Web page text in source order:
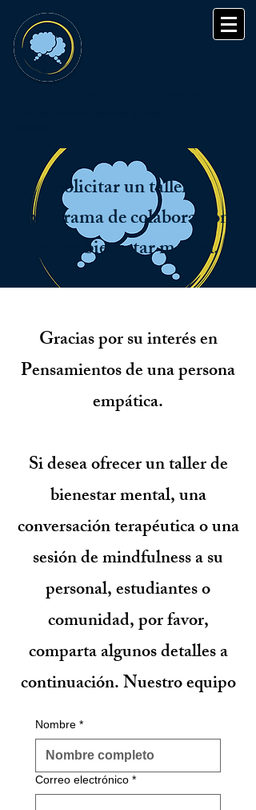
Solicitar un taller o
programa de colaboración
sobre bienestar mental.
Gracias por su interés en
Pensamientos de una persona
empática.
Si desea ofrecer un taller de
bienestar mental, una
conversación terapéutica o una
sesión de mindfulness a su
personal, estudiantes o
comunidad, por favor,
comparta algunos detalles a
continuación. Nuestro equipo
se pondrá en contacto con
usted para programar una
breve conversación y analizar
Nombre *
Correo electrónico *